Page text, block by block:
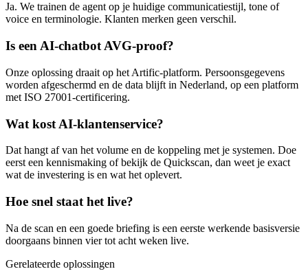
Ja. We trainen de agent op je huidige communicatiestijl, tone of
voice en terminologie. Klanten merken geen verschil.
Is een AI-chatbot AVG-proof?
Onze oplossing draait op het Artific-platform. Persoonsgegevens
worden afgeschermd en de data blijft in Nederland, op een platform
met ISO 27001-certificering.
Wat kost AI-klantenservice?
Dat hangt af van het volume en de koppeling met je systemen. Doe
eerst een kennismaking of bekijk de Quickscan, dan weet je exact
wat de investering is en wat het oplevert.
Hoe snel staat het live?
Na de scan en een goede briefing is een eerste werkende basisversie
doorgaans binnen vier tot acht weken live.
Gerelateerde oplossingen